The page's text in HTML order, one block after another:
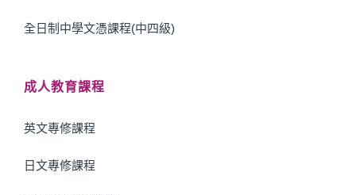
全日制中學文憑課程(中四級)
成人教育課程
英文專修課程
日文專修課程